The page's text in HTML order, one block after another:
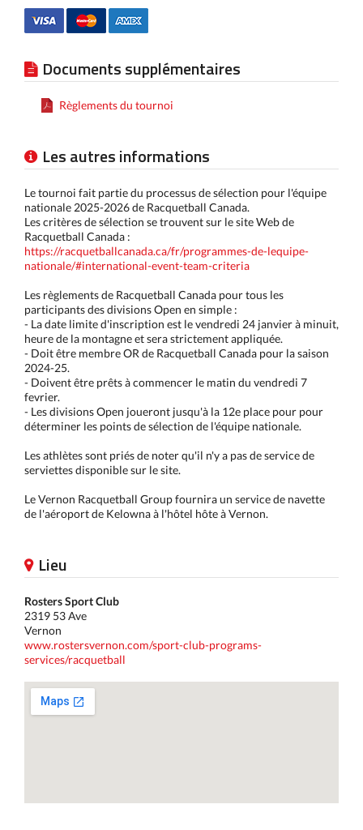
Documents supplémentaires
Règlements du tournoi
Les autres informations
Le tournoi fait partie du processus de sélection pour l'équipe
nationale 2025-2026 de Racquetball Canada.
Les critères de sélection se trouvent sur le site Web de
Racquetball Canada :
https://racquetballcanada.ca/fr/programmes-de-lequipe-
nationale/#international-event-team-criteria
Les règlements de Racquetball Canada pour tous les
participants des divisions Open en simple :
- La date limite d'inscription est le vendredi 24 janvier à minuit,
heure de la montagne et sera strictement appliquée.
- Doit être membre OR de Racquetball Canada pour la saison
2024-25.
- Doivent être prêts à commencer le matin du vendredi 7
fevrier.
- Les divisions Open joueront jusqu'à la 12e place pour pour
déterminer les points de sélection de l'équipe nationale.
Les athlètes sont priés de noter qu'il n'y a pas de service de
serviettes disponible sur le site.
Le Vernon Racquetball Group fournira un service de navette
de l'aéroport de Kelowna à l'hôtel hôte à Vernon.
Lieu
Rosters Sport Club
2319 53 Ave
Vernon
www.rostersvernon.com/sport-club-programs-
services/racquetball